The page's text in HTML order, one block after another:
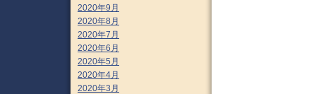
2020年9月
2020年8月
2020年7月
2020年6月
2020年5月
2020年4月
2020年3月